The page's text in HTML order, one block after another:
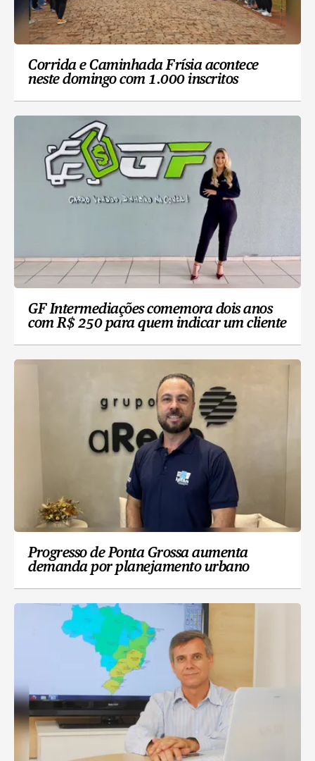
Corrida e Caminhada Frísia acontece
neste domingo com 1.000 inscritos
GF Intermediações comemora dois anos
com R$ 250 para quem indicar um cliente
Progresso de Ponta Grossa aumenta
demanda por planejamento urbano